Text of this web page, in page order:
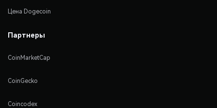
Цена Dogecoin
Партнеры
CoinMarketCap
CoinGecko
Coincodex